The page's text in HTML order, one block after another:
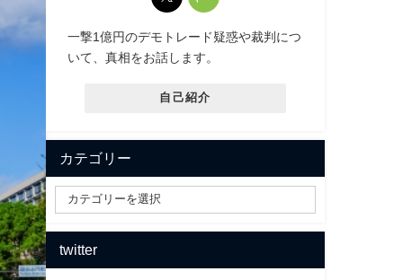
一撃1億円のデモトレード疑惑や裁判につ
いて、真相をお話します。
自己紹介
カテゴリー
twitter